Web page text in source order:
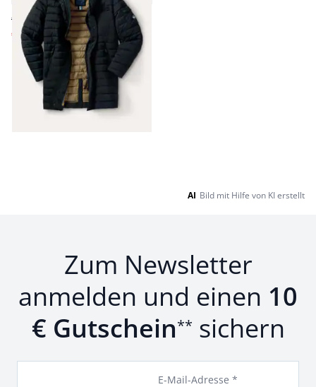
€ 239,99
€ 89,99 (-63%)
AI Bild mit Hilfe von KI erstellt
Zum Newsletter
anmelden und einen 10
€ Gutschein** sichern
E-Mail-Adresse *